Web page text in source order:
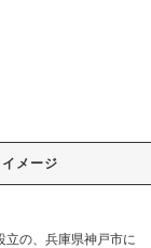
イメージ
立の、兵庫県神戸市に